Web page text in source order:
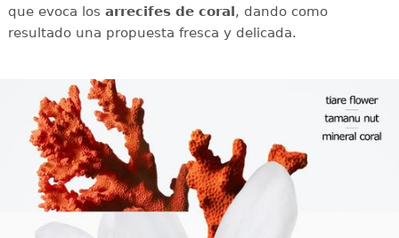
que evoca los arrecifes de coral , dando como
resultado una propuesta fresca y delicada.